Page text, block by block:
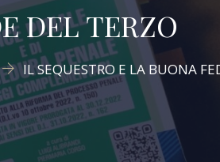
DEL TERZO
IL SEQUESTRO E LA BUONA